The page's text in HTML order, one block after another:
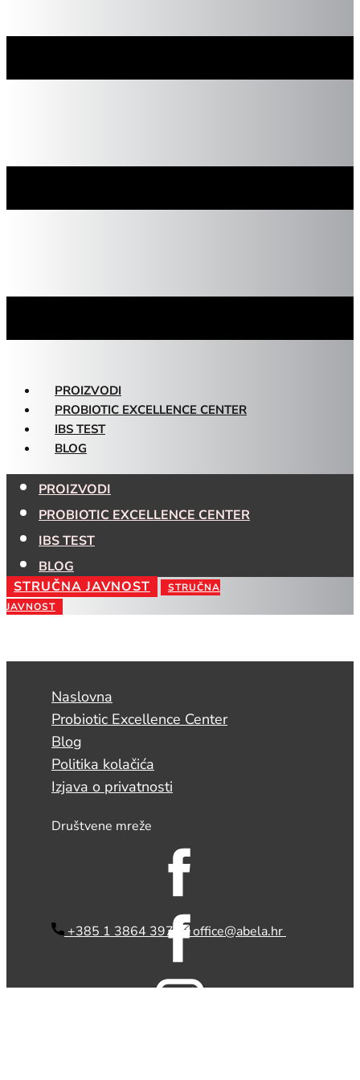
PROIZVODI
PROBIOTIC EXCELLENCE CENTER
IBS TEST
BLOG
PROIZVODI
PROBIOTIC EXCELLENCE CENTER
IBS TEST
BLOG
STRUČNA JAVNOST
STRUČNA
JAVNOST
Naslovna
Probiotic Excellence Center
Blog
Politika kolačića
Izjava o privatnosti
Društvene mreže
​ +385 1 3864 397 office@abela.hr